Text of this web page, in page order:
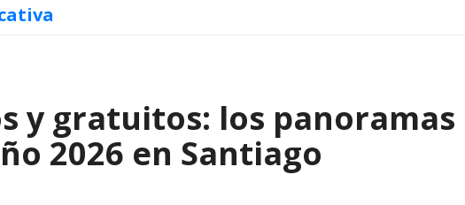
y gratuitos: los
2026 en Santiago